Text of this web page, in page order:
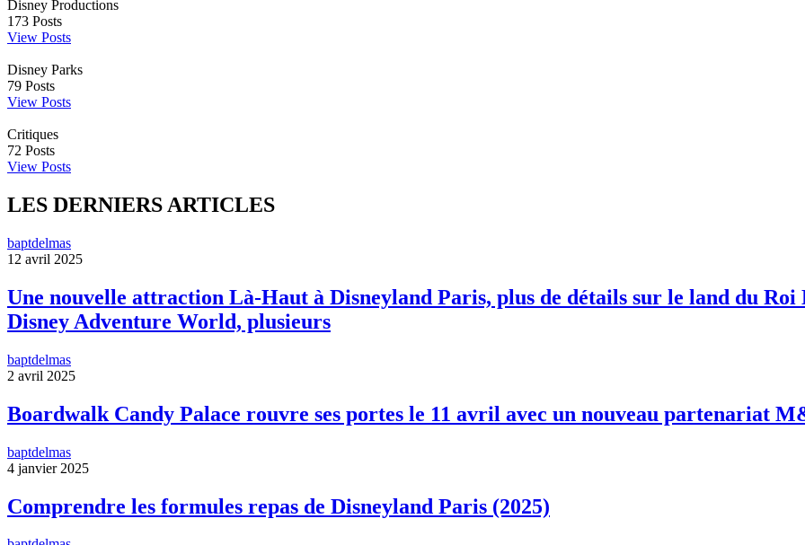
Disney Productions
173 Posts
View Posts
Disney Parks
79 Posts
View Posts
Critiques
72 Posts
View Posts
LES DERNIERS ARTICLES
baptdelmas
12 avril 2025
Une nouvelle attraction Là-Haut à Disneyland Paris, plus de détails sur le land du Roi
Disney Adventure World, plusieurs
baptdelmas
2 avril 2025
Boardwalk Candy Palace rouvre ses portes le 11 avril avec un nouveau partenariat
baptdelmas
4 janvier 2025
Comprendre les formules repas de Disneyland Paris (2025)